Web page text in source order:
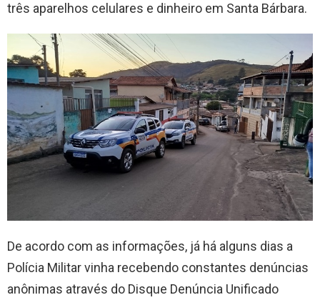
três aparelhos celulares e dinheiro em Santa Bárbara.
De acordo com as informações, já há alguns dias a
Polícia Militar vinha recebendo constantes denúncias
anônimas através do Disque Denúncia Unificado